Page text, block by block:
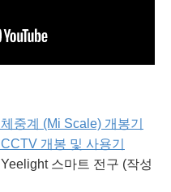
중계 (Mi Scale) 개봉기
개봉 및 사용기
스마트 전구 (작성